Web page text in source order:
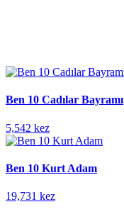
Ben 10 Cadılar Bayramı
5,542 kez
Ben 10 Kurt Adam
19,731 kez